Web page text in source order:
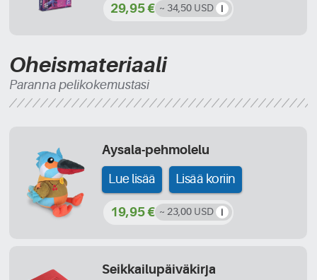
29,95 € ~ 34,50 USD
Oheismateriaali
Paranna pelikokemustasi
Aysala-pehmolelu
Lue lisää Lisää koriin
19,95 € ~ 23,00 USD
Seikkailupäiväkirja